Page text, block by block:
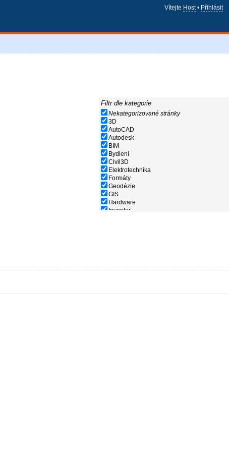
Vítejte Host• Přihlásit
Filtr dle kategorie
Nekategorizované stránky
3D
AutoCAD
Autodesk
BIM
Bydlení
Civil3D
Elektrotechnika
Formáty
Geodézie
GIS
Hardware
Inventor